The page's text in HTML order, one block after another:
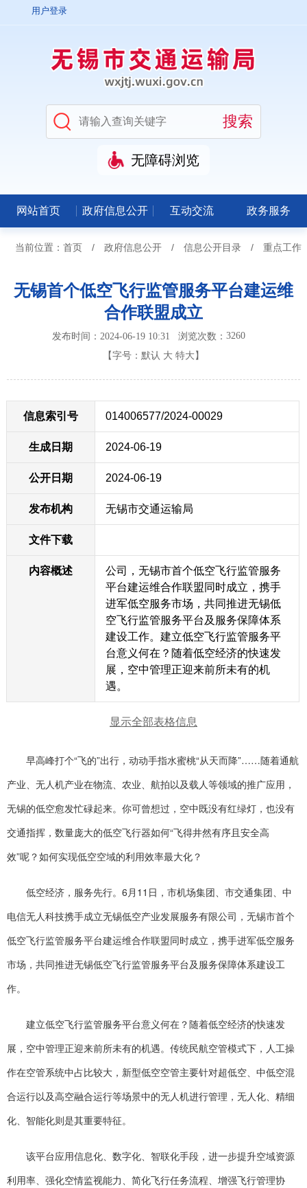
用户登录
无障碍浏览
网站首页 政府信息公开 互动交流 政务服务
当前位置： 首页 / 政府信息公开 / 信息公开目录 / 重点工作
无锡首个低空飞行监管服务平台建运维
合作联盟成立
发布时间：2024-06-19 10:31浏览次数：3260
【字号： 默认 大 特大 】
信息索引号 014006577/2024-00029
生成日期 2024-06-19
公开日期 2024-06-19
发布机构 无锡市交通运输局
文件下载
内容概述
公司，无锡市首个低空飞行监管服务
平台建运维合作联盟同时成立，携手
进军低空服务市场，共同推进无锡低
空飞行监管服务平台及服务保障体系
建设工作。建立低空飞行监管服务平
台意义何在？随着低空经济的快速发
展，空中管理正迎来前所未有的机
遇。
显示全部表格信息
早高峰打个“飞的”出行，动动手指水蜜桃“从天而降”……随着通航
产业、无人机产业在物流、农业、航拍以及载人等领域的推广应用，
无锡的低空愈发忙碌起来。你可曾想过，空中既没有红绿灯，也没有
交通指挥，数量庞大的低空飞行器如何“飞得井然有序且安全高
效”呢？如何实现低空空域的利用效率最大化？
低空经济，服务先行。6月11日，市机场集团、市交通集团、中
电信无人科技携手成立无锡低空产业发展服务有限公司，无锡市首个
低空飞行监管服务平台建运维合作联盟同时成立，携手进军低空服务
市场，共同推进无锡低空飞行监管服务平台及服务保障体系建设工
作。
建立低空飞行监管服务平台意义何在？随着低空经济的快速发
展，空中管理正迎来前所未有的机遇。传统民航空管模式下，人工操
作在空管系统中占比较大，新型低空空管主要针对超低空、中低空混
合运行以及高空融合运行等场景中的无人机进行管理，无人化、精细
化、智能化则是其重要特征。
该平台应用信息化、数字化、智联化手段，进一步提升空域资源
利用率、强化空情监视能力、简化飞行任务流程、增强飞行管理协